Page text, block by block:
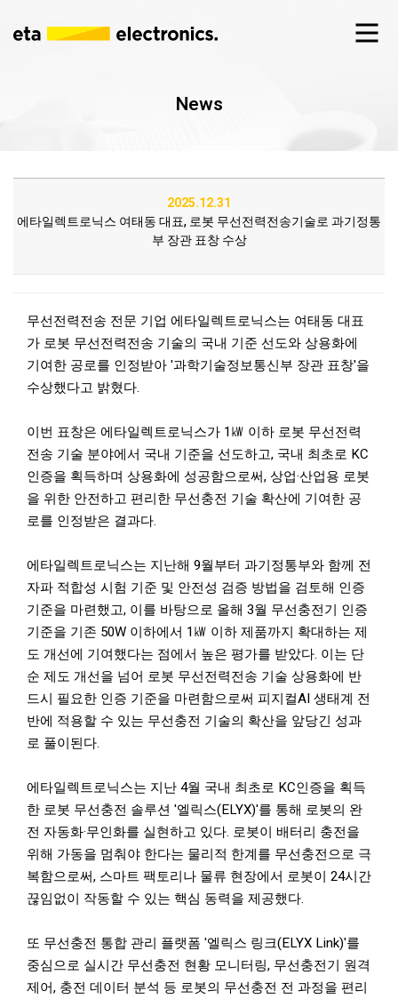
News
2025.12.31
에타일렉트로닉스 여태동 대표, 로봇 무선전력전송기술로 과기정통
부 장관 표창 수상
무선전력전송 전문 기업 에타일렉트로닉스는 여태동 대표
가 로봇 무선전력전송 기술의 국내 기준 선도와 상용화에
기여한 공로를 인정받아 '과학기술정보통신부 장관 표창'을
수상했다고 밝혔다.
이번 표창은 에타일렉트로닉스가 1㎾ 이하 로봇 무선전력
전송 기술 분야에서 국내 기준을 선도하고, 국내 최초로 KC
인증을 획득하며 상용화에 성공함으로써, 상업·산업용 로봇
을 위한 안전하고 편리한 무선충전 기술 확산에 기여한 공
로를 인정받은 결과다.
에타일렉트로닉스는 지난해 9월부터 과기정통부와 함께 전
자파 적합성 시험 기준 및 안전성 검증 방법을 검토해 인증
기준을 마련했고, 이를 바탕으로 올해 3월 무선충전기 인증
기준을 기존 50W 이하에서 1㎾ 이하 제품까지 확대하는 제
도 개선에 기여했다는 점에서 높은 평가를 받았다. 이는 단
순 제도 개선을 넘어 로봇 무선전력전송 기술 상용화에 반
드시 필요한 인증 기준을 마련함으로써 피지컬AI 생태계 전
반에 적용할 수 있는 무선충전 기술의 확산을 앞당긴 성과
로 풀이된다.
에타일렉트로닉스는 지난 4월 국내 최초로 KC인증을 획득
한 로봇 무선충전 솔루션 '엘릭스(ELYX)'를 통해 로봇의 완
전 자동화·무인화를 실현하고 있다. 로봇이 배터리 충전을
위해 가동을 멈춰야 한다는 물리적 한계를 무선충전으로 극
복함으로써, 스마트 팩토리나 물류 현장에서 로봇이 24시간
끊임없이 작동할 수 있는 핵심 동력을 제공했다.
또 무선충전 통합 관리 플랫폼 '엘릭스 링크(ELYX Link)'를
중심으로 실시간 무선충전 현황 모니터링, 무선충전기 원격
제어, 충전 데이터 분석 등 로봇의 무선충전 전 과정을 편리